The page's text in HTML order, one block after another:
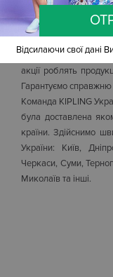
настрою. Стримані
принти та однотонні
Ми ж пропонуємо вам
Kipling (Бельгія) за
акції роблять
Гарантуємо справжню
Команда KIPLING
була доставлена
країни. Здійснимо
України: Київ,
Черкаси, Суми,
Миколаїв та інші.
Відсилаючи свої дані